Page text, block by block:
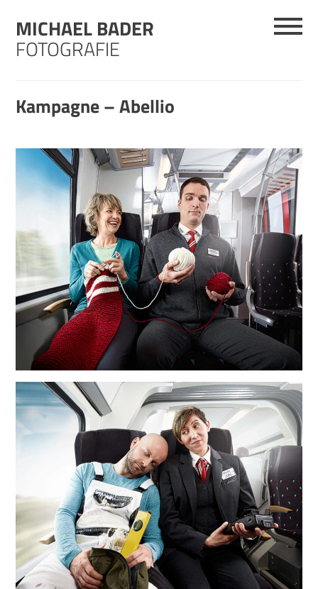
contentMICHAEL BADER
FOTOGRAFIE
Kampagne – Abellio